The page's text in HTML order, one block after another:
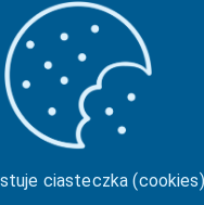
ciasteczka